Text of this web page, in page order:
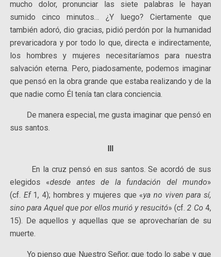
mucho dolor, pronunciar las siete palabras le hayan
sumido cinco minutos… ¿Y luego? Ciertamente que
también adoró, dio gracias, pidió perdón por la humanidad
prevaricadora y por todo lo que, directa e indirectamente,
los hombres y mujeres necesitaríamos para nuestra
salvación eterna. Pero, piadosamente, podemos imaginar
que pensó en la obra grande que estaba realizando y de la
que nadie como Él tenía tan clara conciencia.
De manera especial, me gusta imaginar que pensó en
sus santos.
III
En la cruz pensó en sus santos. Se acordó de sus
elegidos «desde antes de la fundación del mundo»
(cf. Ef1, 4); hombres y mujeres que «ya no viven para sí,
sino para Aquel que por ellos murió y resucitó» (cf.2 Co 4,
15). De aquellos y aquellas que se aprovecharían de su
muerte.
Yo pienso que Nuestro Señor, que todo lo sabe y que